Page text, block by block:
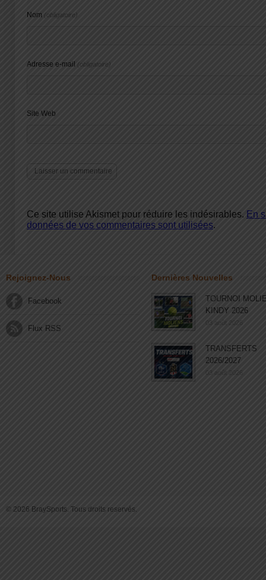
Nom (obligatoire)
Adresse e-mail (obligatoire)
Site Web
Ce site utilise Akismet pour réduire les indésirables. En
données de vos commentaires sont utilisées.
Rejoignez-Nous
Facebook
Flux RSS
Dernières Nouvelles
TOURNOI
KINDY 2026
03 août 2026
TRANSFERTS
2026/2027
03 août 2026
© 2026 BraySports. Tous droits reservés.